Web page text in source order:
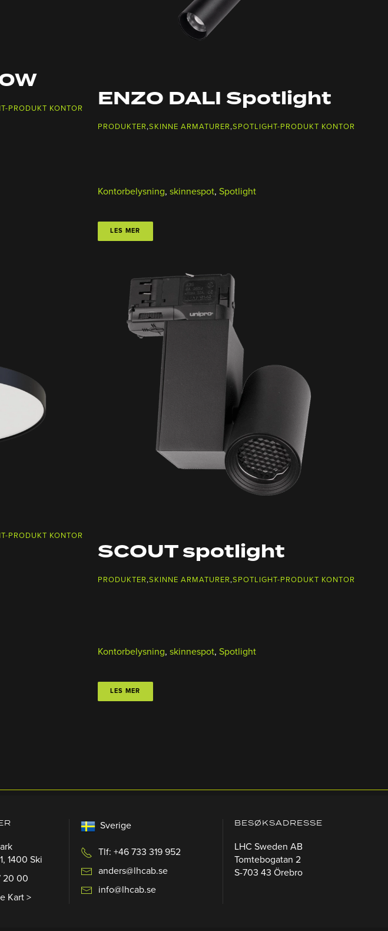
PRODUKT KONTOR ENZO DALI Spotlight
PRODUKTER,SKINNE ARMATURER,SPOTLIGHT-PRODUKT KONTOR
Kontorbelysning, skinnespot, Spotlight
LES MER
PRODUKT KONTOR
SCOUT spotlight
PRODUKTER,SKINNE ARMATURER,SPOTLIGHT-PRODUKT KONTOR
Kontorbelysning, skinnespot, Spotlight
LES MER
1400 Ski
20 00
Kart >
Sverige
Tlf: +46 733 319 952
anders@lhcab.se
info@lhcab.se
BESØKSADRESSE
LHC Sweden AB
Tomtebogatan 2
S-703 43 Örebro